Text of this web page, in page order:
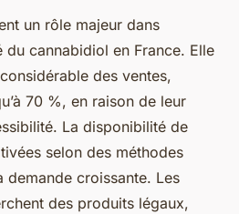
un rôle majeur dans
du cannabidiol en France. Elle
des ventes,
70 %, en raison de leur
La disponibilité de
selon des méthodes
demande croissante. Les
des produits légaux,